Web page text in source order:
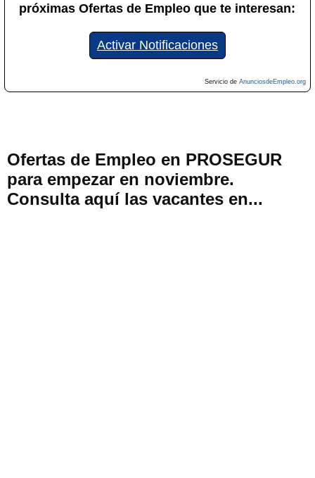
próximas Ofertas de Empleo que te interesan:
Activar Notificaciones
Servicio de AnunciosdeEmpleo.org
Ofertas de Empleo en PROSEGUR
para empezar en noviembre.
Consulta aquí las vacantes en...